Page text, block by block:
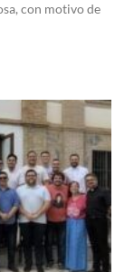
con motivo de